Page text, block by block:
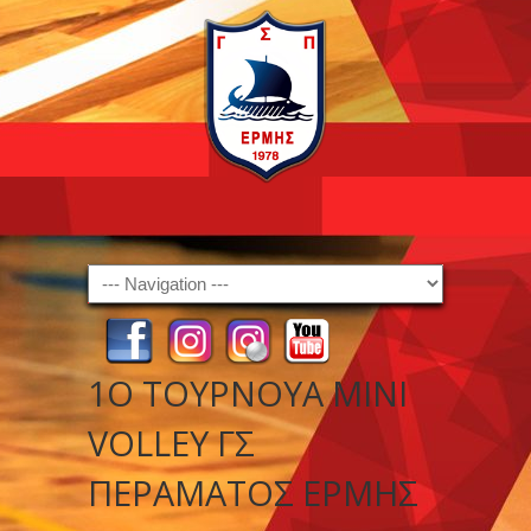
Navigation
1Ο ΤΟΥΡΝΟΥΑ MINI
VOLLEY ΓΣ
ΠΕΡΑΜΑΤΟΣ ΕΡΜΗΣ